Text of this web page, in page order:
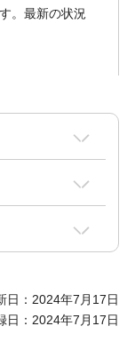
。最新の状況
日：2024年7月17日
日：2024年7月17日